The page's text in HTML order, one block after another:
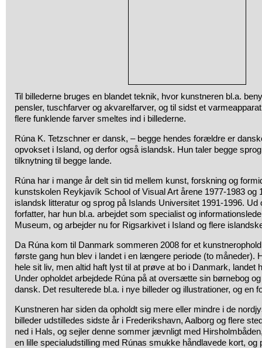
Til billederne bruges en blandet teknik, hvor kunstneren bl.a.
pensler, tuschfarver og akvarelfarver, og til sidst et
flere funklende farver smeltes ind i billederne.
Rúna K. Tetzschner er dansk, – begge hendes forældre er
opvokset i Island, og derfor også islandsk. Hun taler begge
tilknytning til begge lande.
Rúna har i mange år delt sin tid mellem kunst, forskning og
kunstskolen Reykjavík School of Visual Art årene 1977-1983 og
islandsk litteratur og sprog på Islands Universitet 1991-1996.
forfatter, har hun bl.a. arbejdet som specialist og
Museum, og arbejder nu for Rigsarkivet i Island og flere
Da Rúna kom til Danmark sommeren 2008 for et
første gang hun blev i landet i en længere periode (to måneder).
hele sit liv, men altid haft lyst til at prøve at bo i Danmark, landet
Under opholdet arbejdede Rúna på at oversætte sin børnebog
dansk. Det resulterede bl.a. i nye billeder og illustrationer, og en
Kunstneren har siden da opholdt sig mere eller mindre i de
billeder udstilledes sidste år i Frederikshavn, Aalborg og flere
ned i Hals, og sejler denne sommer jævnligt med
en lille specialudstilling med Rúnas smukke håndlavede kort, og